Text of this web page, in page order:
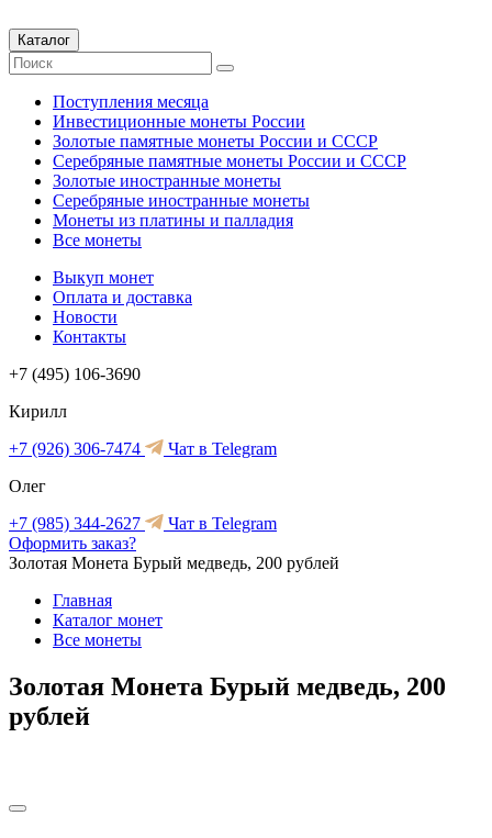
Каталог
Поступления месяца
Инвестиционные монеты России
Золотые памятные монеты России и СССР
Серебряные памятные монеты России и СССР
Золотые иностранные монеты
Серебряные иностранные монеты
Монеты из платины и палладия
Все монеты
Выкуп монет
Оплата и доставка
Новости
Контакты
+7 (495) 106-3690
Кирилл
+7 (926) 306-7474
Чат в Telegram
Олег
+7 (985) 344-2627
Чат в Telegram
Оформить заказ?
Золотая Монета Бурый медведь, 200 рублей
Главная
Каталог монет
Все монеты
Золотая Монета Бурый медведь, 200
рублей